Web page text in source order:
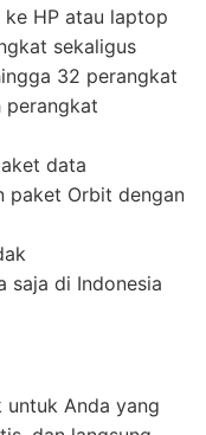
HP atau laptop
sekaligus
32 perangkat
perangkat
data
paket Orbit dengan
saja di Indonesia
Anda yang